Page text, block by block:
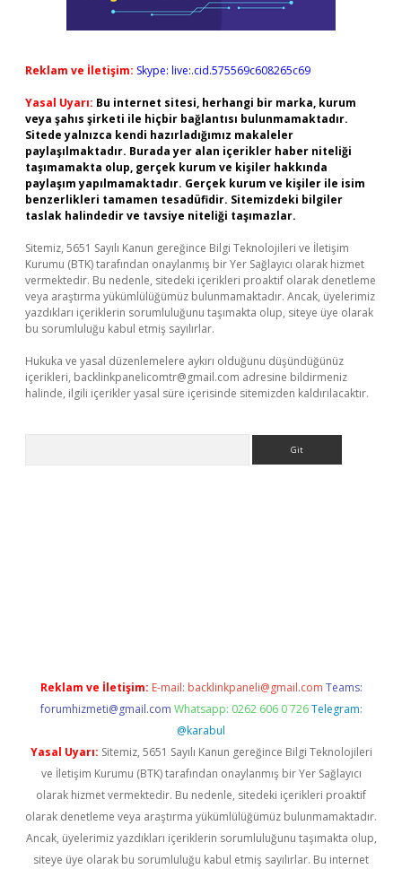
Reklam ve İletişim: Skype: live:.cid.575569c608265c69
Yasal Uyarı: Bu internet sitesi, herhangi bir marka, kurum
veya şahıs şirketi ile hiçbir bağlantısı bulunmamaktadır.
Sitede yalnızca kendi hazırladığımız makaleler
paylaşılmaktadır. Burada yer alan içerikler haber niteliği
taşımamakta olup, gerçek kurum ve kişiler hakkında
paylaşım yapılmamaktadır. Gerçek kurum ve kişiler ile isim
benzerlikleri tamamen tesadüfidir. Sitemizdeki bilgiler
taslak halindedir ve tavsiye niteliği taşımazlar.
Sitemiz, 5651 Sayılı Kanun gereğince Bilgi Teknolojileri ve İletişim
Kurumu (BTK) tarafından onaylanmış bir Yer Sağlayıcı olarak hizmet
vermektedir. Bu nedenle, sitedeki içerikleri proaktif olarak denetleme
veya araştırma yükümlülüğümüz bulunmamaktadır. Ancak, üyelerimiz
yazdıkları içeriklerin sorumluluğunu taşımakta olup, siteye üye olarak
bu sorumluluğu kabul etmiş sayılırlar.
Hukuka ve yasal düzenlemelere aykırı olduğunu düşündüğünüz
içerikleri, backlinkpanelicomtr@gmail.com adresine bildirmeniz
halinde, ilgili içerikler yasal süre içerisinde sitemizden kaldırılacaktır.
Reklam ve İletişim: E-mail: backlinkpaneli@gmail.com Teams:
forumhizmeti@gmail.com Whatsapp: 0262 606 0 726 Telegram:
@karabul
Yasal Uyarı: Sitemiz, 5651 Sayılı Kanun gereğince Bilgi Teknolojileri
ve İletişim Kurumu (BTK) tarafından onaylanmış bir Yer Sağlayıcı
olarak hizmet vermektedir. Bu nedenle, sitedeki içerikleri proaktif
olarak denetleme veya araştırma yükümlülüğümüz bulunmamaktadır.
Ancak, üyelerimiz yazdıkları içeriklerin sorumluluğunu taşımakta olup,
siteye üye olarak bu sorumluluğu kabul etmiş sayılırlar. Bu internet